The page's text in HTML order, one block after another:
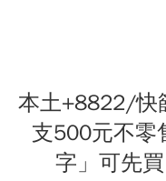
本土+8822/快
支500元不零
字」可先